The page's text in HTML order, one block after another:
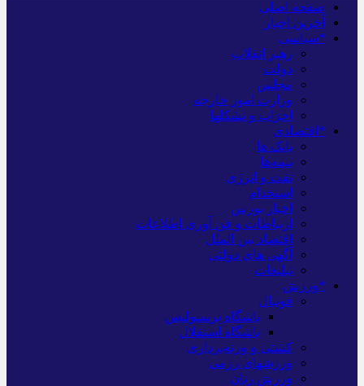
صفحه اصلی
آخرین اخبار
*سیاسی
رهبر انقلاب
دولت
مجلس
وزارت امور خارجه
احزاب و تشکلها
*اقتصادی
بانک ها
بیمه‌ها
نفت و انرژی
استخدام
اخبار بورس
ارتباطات و فن آوری اطلاعات
اقتصاد بین الملل
آگهی های دولتی
تبلیغات
*ورزش
فوتبال
باشگاه پرسپولیس
باشگاه استقلال
کشتی و وزنه‌برداری
ورزشهای رزمی
ورزش زنان